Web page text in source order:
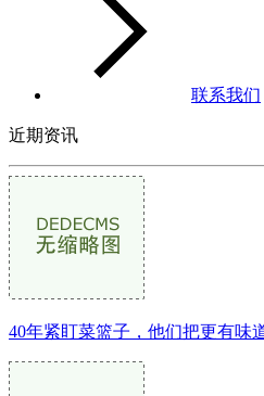
联系我们
近期资讯
40年紧盯菜篮子，他们把更有味